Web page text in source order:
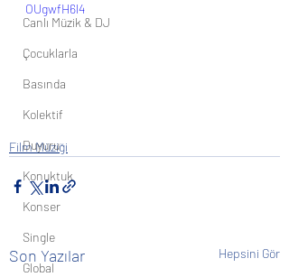
Canlı Müzik & DJ
Çocuklarla
Basında
Kolektif
Duyuru
Konuktuk
Konser
Single
Global
OUgwfH6l4
Film Müziği
Son Yazılar Hepsini Gör